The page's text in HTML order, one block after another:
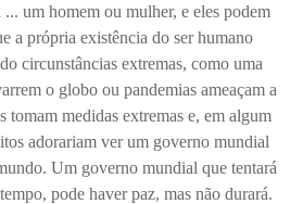
... um homem ou mulher, e eles podem
a própria existência do ser humano
circunstâncias extremas, como uma
o globo ou pandemias ameaçam a
tomam medidas extremas e, em algum
adorariam ver um governo mundial
Um governo mundial que tentará
pode haver paz, mas não durará.